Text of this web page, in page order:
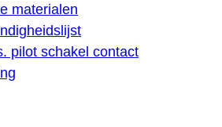
materialen
pilot schakel contact